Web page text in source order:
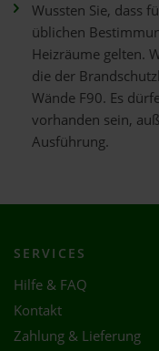
Wussten Sie, dass
üblichen
Heizräume gelten.
die der
Wände F90. Es
vorhanden sein,
Ausführung.
SERVICES
Hilfe & FAQ
Kontakt
Zahlung & Lieferung